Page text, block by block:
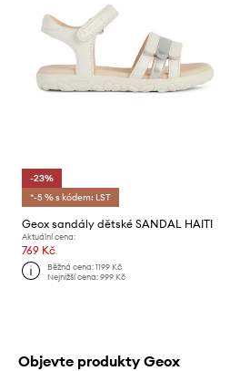
-23%
*-5 % s kódem: LST
Geox sandály dětské SANDAL HAITI
Aktuální cena:
769 Kč
Běžná cena:1199 Kč
Nejnižší cena:999 Kč
Objevte produkty Geox